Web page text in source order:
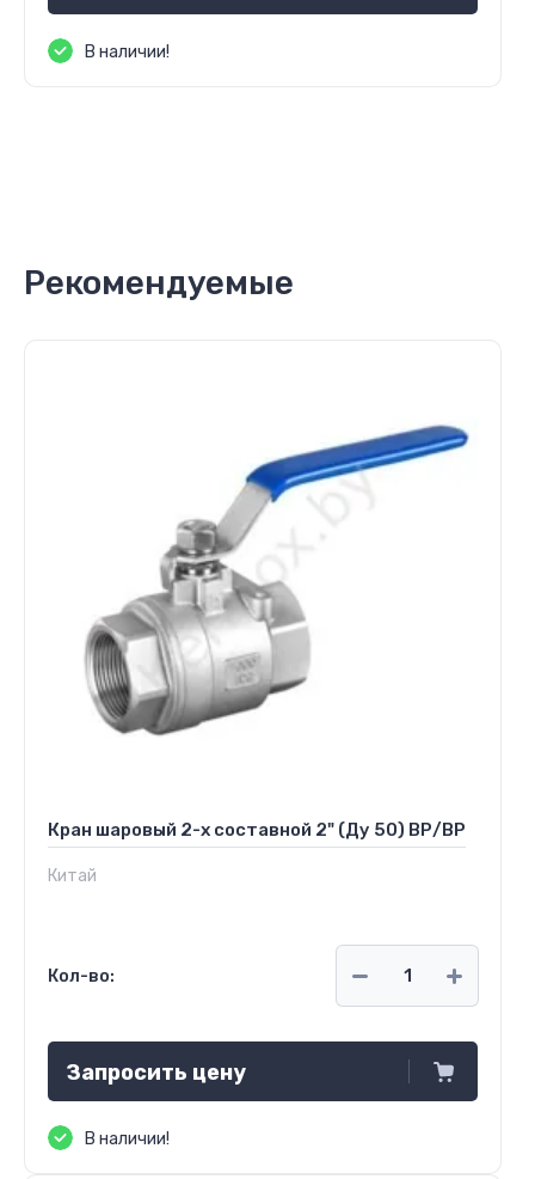
В наличии!
Рекомендуемые
Кран шаровый 2-х составной 2" (Ду 50) ВР/ВР
Китай
Кол-во:
Запросить цену
В наличии!